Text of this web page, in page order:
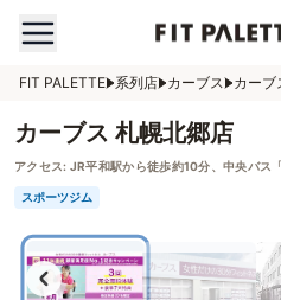
FIT PALETTE 系列店 カーブス カーブ
カーブス 札幌北郷店
アクセス: JR平和駅から徒歩約10分、中央バス
スポーツジム